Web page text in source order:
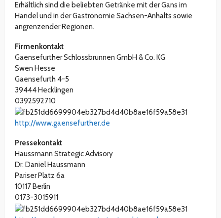
Erhältlich sind die beliebten Getränke mit der Gans im
Handel und in der Gastronomie Sachsen-Anhalts sowie
angrenzender Regionen.
Firmenkontakt
Gaensefurther Schlossbrunnen GmbH & Co. KG
Swen Hesse
Gaensefurth 4-5
39444 Hecklingen
0392592710
http://www.gaensefurther.de
Pressekontakt
Haussmann Strategic Advisory
Dr. Daniel Haussmann
Pariser Platz 6a
10117 Berlin
0173-3015911